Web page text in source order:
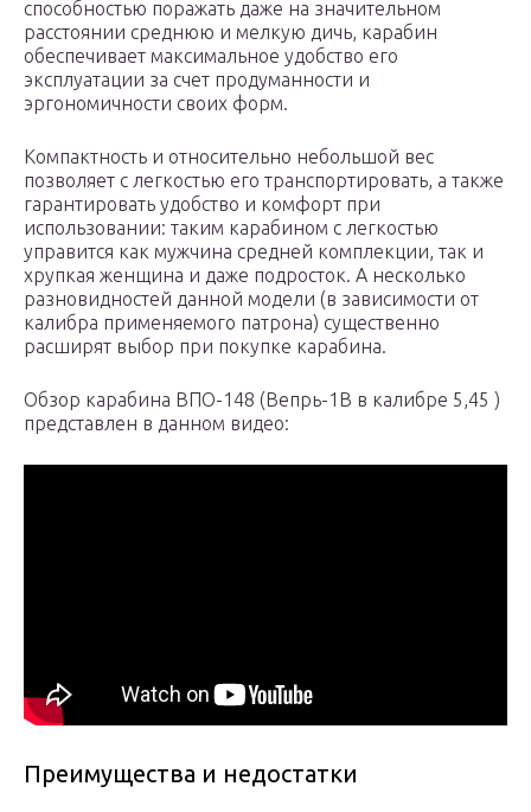
способностью поражать даже на значительном
расстоянии среднюю и мелкую дичь, карабин
обеспечивает максимальное удобство его
эксплуатации за счет продуманности и
эргономичности своих форм.
Компактность и относительно небольшой вес
позволяет с легкостью его транспортировать, а также
гарантировать удобство и комфорт при
использовании: таким карабином с легкостью
управится как мужчина средней комплекции, так и
хрупкая женщина и даже подросток. А несколько
разновидностей данной модели (в зависимости от
калибра применяемого патрона) существенно
расширят выбор при покупке карабина.
Обзор карабина ВПО-148 (Вепрь-1В в калибре 5,45 )
представлен в данном видео:
Преимущества и недостатки